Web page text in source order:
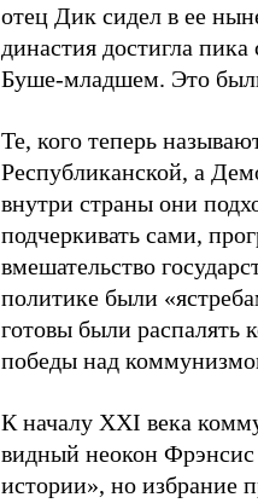
отец Дик сидел в ее
династия достигла
Буше-младшем. Это
Те, кого теперь
Республиканской, а
внутри страны они
подчеркивать сами,
вмешательство
политике были
готовы были распалять
победы над
К началу XXI века
видный неокон
истории», но избрание